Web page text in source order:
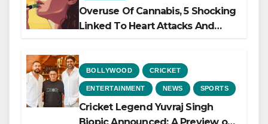
Overuse Of Cannabis, 5 Shocking
Linked To Heart Attacks And
BOLLYWOOD CRICKET
ENTERTAINMENT NEWS SPORTS
Cricket Legend Yuvraj Singh